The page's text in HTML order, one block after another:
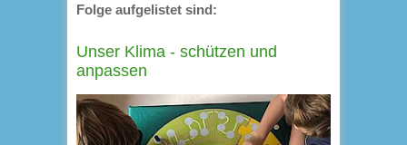
Folge aufgelistet sind:
Unser Klima - schützen und
anpassen